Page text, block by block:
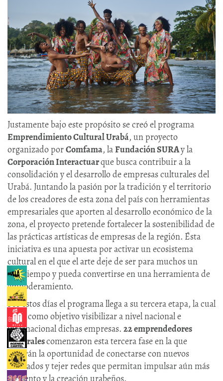
Justamente bajo este propósito se creó el programa
Emprendimiento Cultural Urabá, un proyecto
organizado porComfama, laFundación SURAy la
Corporación Interactuarque busca contribuir a la
consolidación y el desarrollo de empresas culturales del
Urabá. Juntando la pasión por la tradición y el territorio
de los creadores de esta zona del país con herramientas
empresariales que aporten al desarrollo económico de la
zona, el proyecto pretende fortalecer la sostenibilidad de
las prácticas artísticas de empresas de la región. Ésta
iniciativa es una apuesta por activar un ecosistema
cultural en el que el arte deje de ser para muchos un
pasatiempo y pueda convertirse en una herramienta de
empoderamiento.
Por estos días el programa llega a su tercera etapa, la cual
tiene como objetivo visibilizar a nivel nacional e
internacional dichas empresas. 22 emprendedores
culturalescomenzaron esta tercera fase en la que
tendrán la oportunidad de conectarse con nuevos
mercados y tejer redes que permitan impulsar aún más
el talento y la creación urabeños.